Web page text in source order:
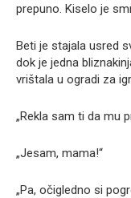
prepuno. Kiselo je
Beti je stajala usred
dok je jedna
vrištala u ogradi za
„Rekla sam ti da mu
„Jesam, mama!“
„Pa, očigledno si